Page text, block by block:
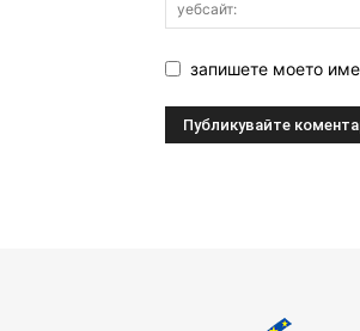
запишете моето